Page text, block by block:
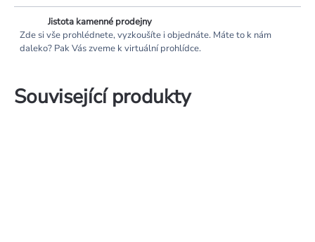
Jistota kamenné prodejny
Zde si vše prohlédnete, vyzkoušíte i objednáte. Máte to k nám
daleko? Pak Vás zveme k virtuální prohlídce.
Související produkty